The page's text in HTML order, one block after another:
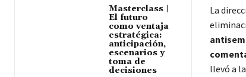
Masterclass |
El futuro
como ventaja
estratégica:
anticipación,
escenarios y
toma de
decisiones
La
llevó a